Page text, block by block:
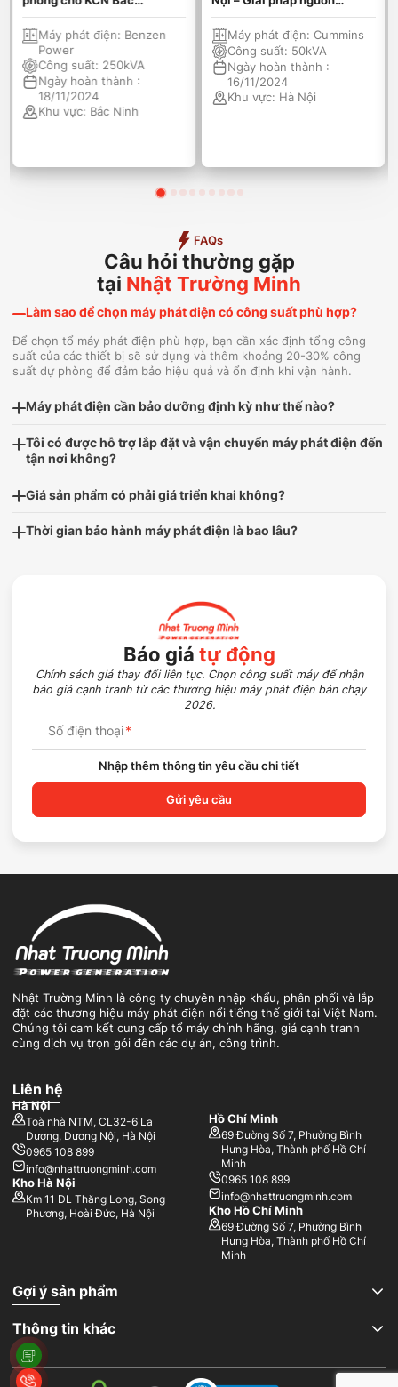
Ninh
Máy phát điện: Benzen
Power
Công suất: 250kVA
Ngày hoàn thành :
18/11/2024
Khu vực: Bắc Ninh
điện ổn định
Máy phát điện:Cummins
Công suất: 50kVA
Ngày hoàn thành :
16/11/2024
Khu vực: Hà Nội
FAQs
Câu hỏi thường gặp
tại Nhật Trường Minh
Làm sao để chọn máy phát điện có công suất phù hợp?
Để chọn tổ máy phát điện phù hợp, bạn cần xác định tổng công
suất của các thiết bị sẽ sử dụng và thêm khoảng 20-30% công
suất dự phòng để đảm bảo hiệu quả và ổn định khi vận hành.
Máy phát điện cần bảo dưỡng định kỳ như thế nào?
Tôi có được hỗ trợ lắp đặt và vận chuyển máy phát điện đến
tận nơi không?
Giá sản phẩm có phải giá triển khai không?
Thời gian bảo hành máy phát điện là bao lâu?
Báo giá tự động
Chính sách giá thay đổi liên tục. Chọn công suất máy để nhận
báo giá cạnh tranh từ các thương hiệu máy phát điện bán chạy
2026.
Số điện thoại*
Nhập thêm thông tin yêu cầu chi tiết
Gửi yêu cầu
Nhật Trường Minh là công ty chuyên nhập khẩu, phân phối và lắp
đặt các thương hiệu máy phát điện nổi tiếng thế giới tại Việt Nam.
Chúng tôi cam kết cung cấp tổ máy chính hãng, giá cạnh tranh
cùng dịch vụ trọn gói đến các dự án, công trình.
Liên hệ
Hà Nội
Toà nhà NTM, CL32-6 La
Dương, Dương Nội, Hà Nội
0965 108 899
info@nhattruongminh.com
Kho Hà Nội
Km 11 ĐL Thăng Long, Song
Phương, Hoài Đức, Hà Nội
Hồ Chí Minh
69 Đường Số 7, Phường Bình
Hưng Hòa, Thành phố Hồ Chí
Minh
0965 108 899
info@nhattruongminh.com
Kho Hồ Chí Minh
69 Đường Số 7, Phường Bình
Hưng Hòa, Thành phố Hồ Chí
Minh
Gợi ý sản phẩm
Thông tin khác